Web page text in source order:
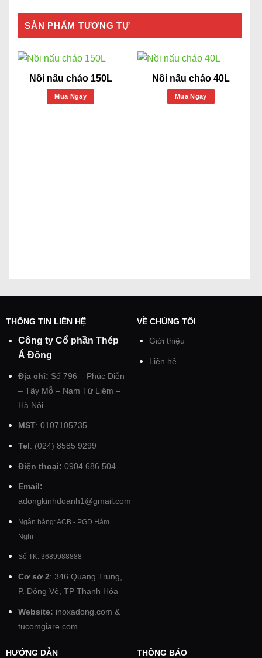
SẢN PHẨM TƯƠNG TỰ
Nồi nấu cháo 150L
Mua Ngay
Nồi nấu cháo 40L
Mua Ngay
THÔNG TIN LIÊN HỆ
Công ty Cổ phần Thép
Á Đông
Địa chỉ: Số 796 – Phúc Diễn
– Tây Mỗ – Nam Từ Liêm –
Hà Nội.
MST: 0107105735
Tel : (024) 8585 9299
Điện thoại: 0904.686.504
Email:
adongkinhdoanh1@gmail.com
Ngân hàng: ACB - PGD Hàm
Nghi
Số TK: 3689988888
Cơ sở 2: 346 Quang Trung,
P. Đông Vệ, TP Thanh Hóa
Website: inoxadong.com &
tucomgiare.com
VỀ CHÚNG TÔI
Giới thiệu
Liên hệ
HƯỚNG DẪN THÔNG BÁO